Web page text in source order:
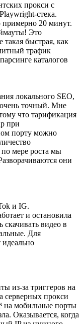
прокси с
стека.
20 минут.
Это
такая быстрая, как
трафик
каталогов
локального SEO,
очень точный. Мне
что тарификация
при
порту можно
мере роста мы
они
и IG.
и остановила
видео в
Для
идеально
из-за триггеров на
серверных прокси
на мобильные порты
Оказывается, когда